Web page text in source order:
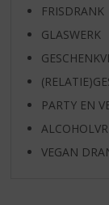
FRISDRANK
GLASWERK
PARTY EN
VEGAN